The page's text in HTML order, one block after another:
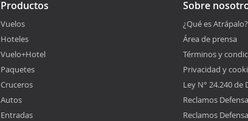
Productos
Vuelos
Hoteles
Vuelo+Hotel
Paquetes
Cruceros
Autos
Entradas
Sobre
¿Qué es Atrápalo?
Área de prensa
Términos y
Privacidad y
Ley N° 24.240
Reclamos
Reclamos